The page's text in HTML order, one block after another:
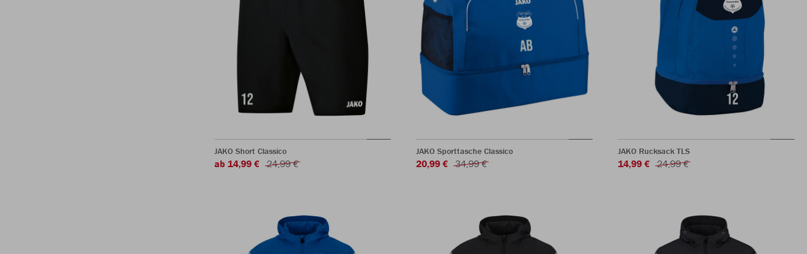
JAKO Short Classico
ab 14,99 € 24,99 €
JAKO Sporttasche Classico
20,99 € 34,99 €
JAKO Rucksack TLS
14,99 € 24,99 €